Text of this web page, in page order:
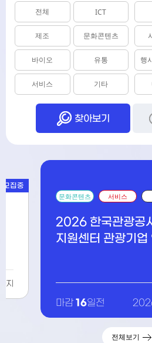
전체 ICT
제조 문화콘텐츠
바이오 유통
서비스 기타
행
찾아보기
지
모집중
문화콘텐츠 서비스
2026 한국관광공
지원센터 관광기
마감 16일전
전체보기